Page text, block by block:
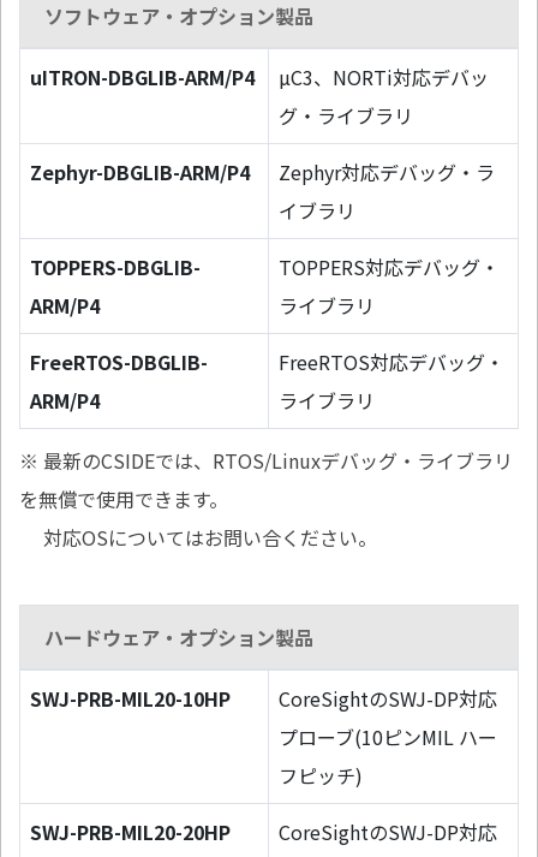
ソフトウェア・オプション製品
uITRON-DBGLIB-ARM/P4
µC3、NORTi対応デバッ
グ・ライブラリ
Zephyr-DBGLIB-ARM/P4
Zephyr対応デバッグ・ラ
イブラリ
TOPPERS-DBGLIB-
ARM/P4
TOPPERS対応デバッグ・
ライブラリ
FreeRTOS-DBGLIB-
ARM/P4
FreeRTOS対応デバッグ・
ライブラリ
※ 最新のCSIDEでは、RTOS/Linuxデバッグ・ライブラリ
を無償で使用できます。
対応OSについてはお問い合ください。
ハードウェア・オプション製品
SWJ-PRB-MIL20-10HP
CoreSightのSWJ-DP対応
プローブ(10ピンMIL ハー
フピッチ)
SWJ-PRB-MIL20-20HP
CoreSightのSWJ-DP対応